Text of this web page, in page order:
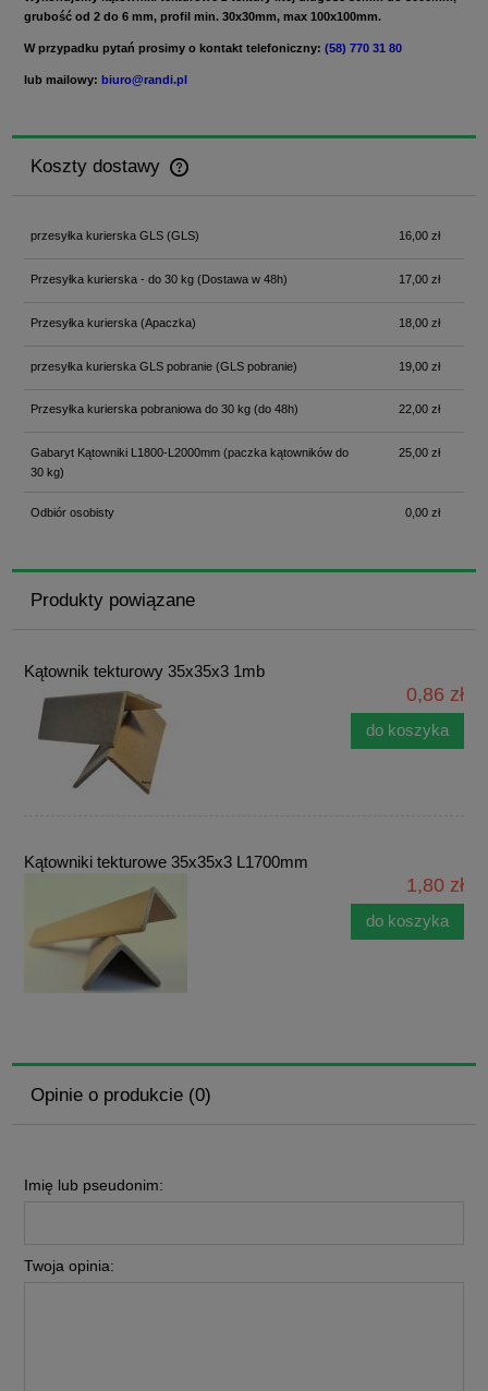
grubość od 2 do 6 mm, profil min. 30x30mm, max 100x100mm.
W przypadku pytań prosimy o kontakt telefoniczny: (58) 770 31 80
lub mailowy: biuro@randi.pl
Koszty dostawy
Cena nie zawiera ewentualnych kosztów płatności
przesyłka kurierska GLS(GLS) 16,00 zł
Przesyłka kurierska - do 30 kg(Dostawa w 48h) 17,00 zł
Przesyłka kurierska (Apaczka) 18,00 zł
przesyłka kurierska GLS pobranie(GLS pobranie) 19,00 zł
Przesyłka kurierska pobraniowa do 30 kg(do 48h) 22,00 zł
Gabaryt Kątowniki L1800-L2000mm(paczka kątowników do
30 kg)
25,00 zł
Odbiór osobisty 0,00 zł
Produkty powiązane
Kątownik tekturowy 35x35x3 1mb
0,86 zł
do koszyka
Kątowniki tekturowe 35x35x3 L1700mm
1,80 zł
do koszyka
Opinie o produkcie (0)
Imię lub pseudonim:
Twoja opinia: